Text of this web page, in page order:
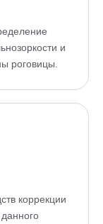
и
роговицы.
коррекции